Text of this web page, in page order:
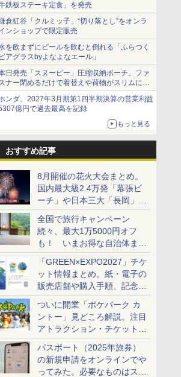
鉄板ステーキ定食」を発売
倉紅谷「クルミッ子」“切り落とし”をオンラ
ンショップで限定販売
を飲まずにビールを飲むと倒れる「ふらつく
アグラスbyよなよなエール」
日発売「スヌーピー」圧縮収納ポーチ。ファ
ナー閉めるだけで着替えや荷物がスリムにま
まる
ンダ、2027年3月期第1四半期決算の営業利益
億円で過去最高を記録
もっと見る
おすすめ記事
8月開催の花火大会まとめ。
国内最大級2.4万発「幕張ビ
ーチ」や日本三大「長岡」な
ど大型イベント目白押し！
全国で旅行キャンペーン
続々、最大1万5000円オフ
も！ いまお得な自治体まと
め
「GREEN×EXPO2027」チケ
ット情報まとめ。紙・電子の
販売店舗や購入手順、記念チ
ケットも解説
ついに開業「ポケパーク カ
ントー」見どころ解説。注目
アトラクション・チケット手
配・来場前に必要な準備は？
パスポート（2025年旅券）
の新規申請をオンラインでや
ってみた。必要なものはスマ